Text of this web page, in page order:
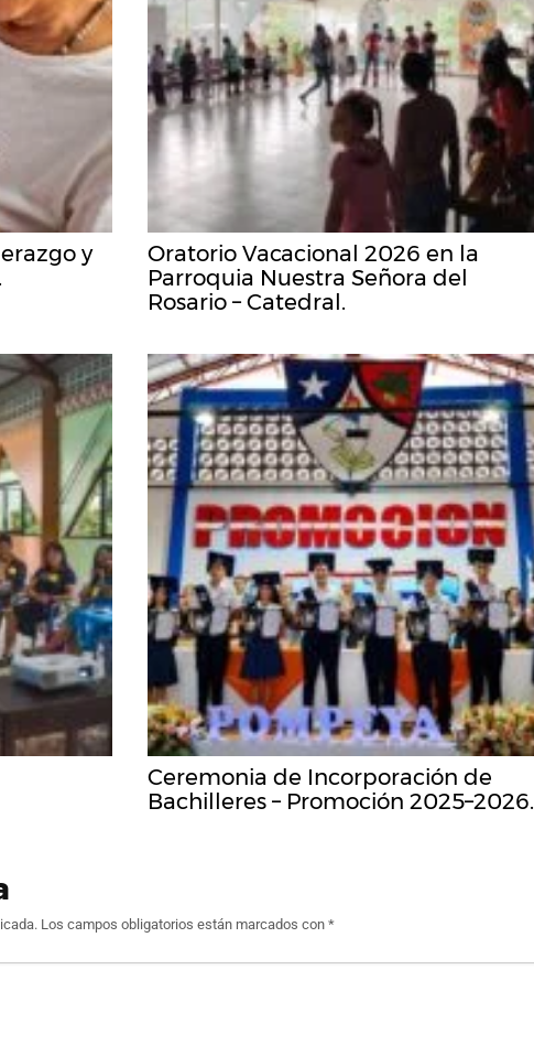
y
Oratorio Vacacional 2026 en la
Parroquia Nuestra Señora del
Rosario – Catedral.
Ceremonia de Incorporación de
Bachilleres – Promoción 2025–2026.
Los campos obligatorios están marcados con *